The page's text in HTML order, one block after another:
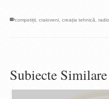
competiții craioveni creația tehnică
Subiecte Similare